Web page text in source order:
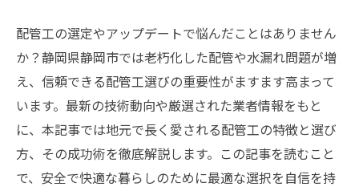
配管工の選定やアップデートで悩んだことはありません
か？静岡県静岡市では老朽化した配管や水漏れ問題が増
え、信頼できる配管工選びの重要性がますます高まって
います。最新の技術動向や厳選された業者情報をもと
に、本記事では地元で長く愛される配管工の特徴と選び
方、その成功術を徹底解説します。この記事を読むこと
で、安全で快適な暮らしのために最適な選択を自信を持